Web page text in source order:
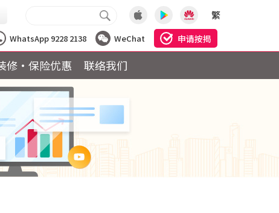
繁
WhatsApp 9228 2138 WeChat 申请按揭
修·保险优惠 联络我们